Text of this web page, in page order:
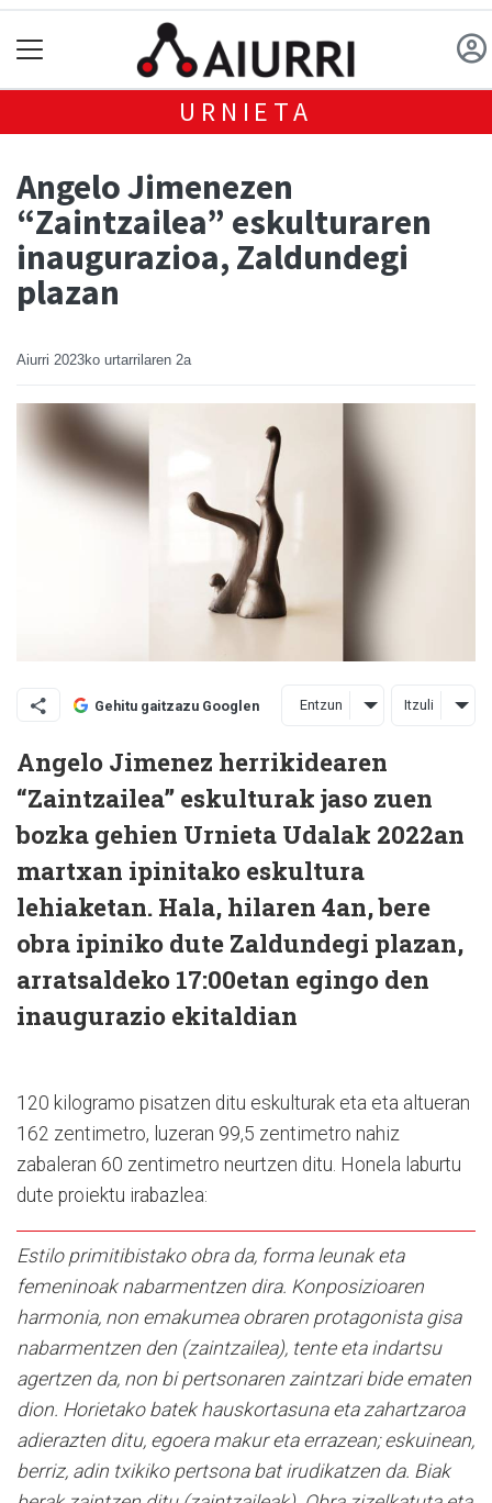
URNIETA
Angelo Jimenezen
“Zaintzailea” eskulturaren
inaugurazioa, Zaldundegi
plazan
Aiurri 2023ko urtarrilaren 2a
Gehitu gaitzazu Googlen Entzun Itzuli
Angelo Jimenez herrikidearen
“Zaintzailea” eskulturak jaso zuen
bozka gehien Urnieta Udalak 2022an
martxan ipinitako eskultura
lehiaketan. Hala, hilaren 4an, bere
obra ipiniko dute Zaldundegi plazan,
arratsaldeko 17:00etan egingo den
inaugurazio ekitaldian
120 kilogramo pisatzen ditu eskulturak eta eta altueran
162 zentimetro, luzeran 99,5 zentimetro nahiz
zabaleran 60 zentimetro neurtzen ditu. Honela laburtu
dute proiektu irabazlea:
Estilo primitibistako obra da, forma leunak eta
femeninoak nabarmentzen dira. Konposizioaren
harmonia, non emakumea obraren protagonista gisa
nabarmentzen den (zaintzailea), tente eta indartsu
agertzen da, non bi pertsonaren zaintzari bide ematen
dion. Horietako batek hauskortasuna eta zahartzaroa
adierazten ditu, egoera makur eta errazean; eskuinean,
berriz, adin txikiko pertsona bat irudikatzen da. Biak